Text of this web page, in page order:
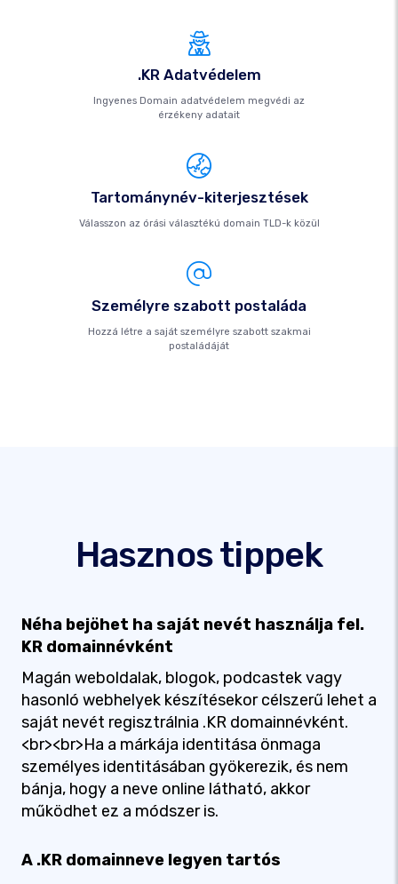
.KR Adatvédelem
Ingyenes Domain adatvédelem megvédi az
érzékeny adatait
Tartománynév-kiterjesztések
Válasszon az órási választékú domain TLD-k közül
Személyre szabott postaláda
Hozzá létre a saját személyre szabott szakmai
postaládáját
Hasznos tippek
Néha bejöhet ha saját nevét használja fel.
KR domainnévként
Magán weboldalak, blogok, podcastek vagy
hasonló webhelyek készítésekor célszerű lehet a
saját nevét regisztrálnia .KR domainnévként.
<br><br>Ha a márkája identitása önmaga
személyes identitásában gyökerezik, és nem
bánja, hogy a neve online látható, akkor
működhet ez a módszer is.
A .KR domainneve legyen tartós